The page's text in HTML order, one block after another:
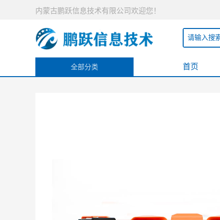
内蒙古鹏跃信息技术有限公司欢迎您！
全部分类 首页